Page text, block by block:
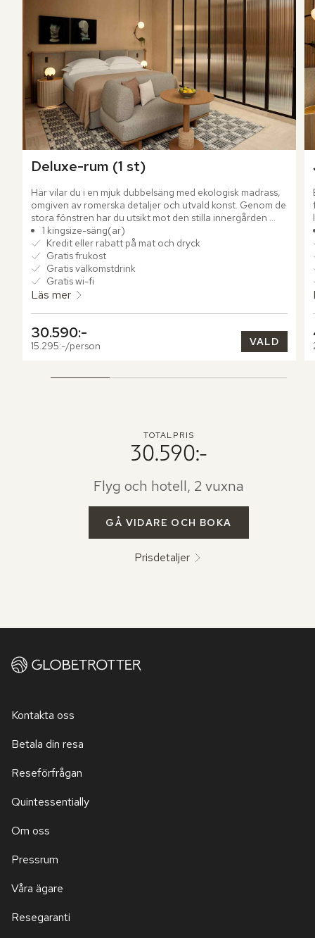
Deluxe-rum (1 st)
Här vilar du i en mjuk dubbelsäng med ekologisk madrass,
omgiven av romerska detaljer och utvald konst. Genom de
stora fönstren har du utsikt mot den stilla innergården
eller stadens livfulla rytm.
1 kingsize-säng(ar)
Kredit eller rabatt på mat och dryck
Gratis frukost
Gratis välkomstdrink
Gratis wi-fi
Läs mer
30.590:-
15.295:-/person VALD
TOTALPRIS
30.590:-
Flyg och hotell, 2 vuxna
GÅ VIDARE OCH BOKA
Prisdetaljer
Kontakta oss
Betala din resa
Reseförfrågan
Quintessentially
Om oss
Pressrum
Våra ägare
Resegaranti